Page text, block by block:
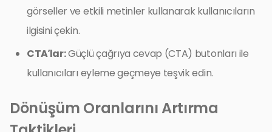
görseller ve etkili metinler kullanarak kullanıcıların
ilgisini çekin.
CTA’lar:Güçlü çağrıya cevap (CTA) butonları ile
kullanıcıları eyleme geçmeye teşvik edin.
Dönüşüm Oranlarını Artırma